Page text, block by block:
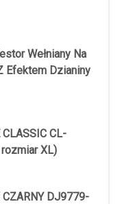
Wełniany Na
Efektem Dzianiny
CLASSIC CL-
XL)
CZARNY DJ9779-